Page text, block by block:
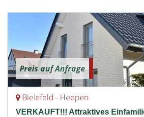
Preis auf Anfrage
Bielefeld - Heepen
VERKAUFT!!! Attraktives